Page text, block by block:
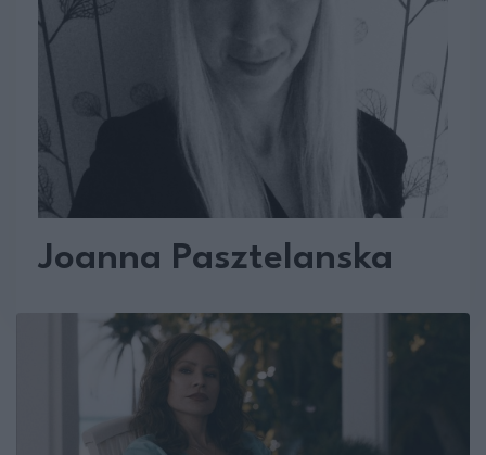
Joanna Pasztelanska